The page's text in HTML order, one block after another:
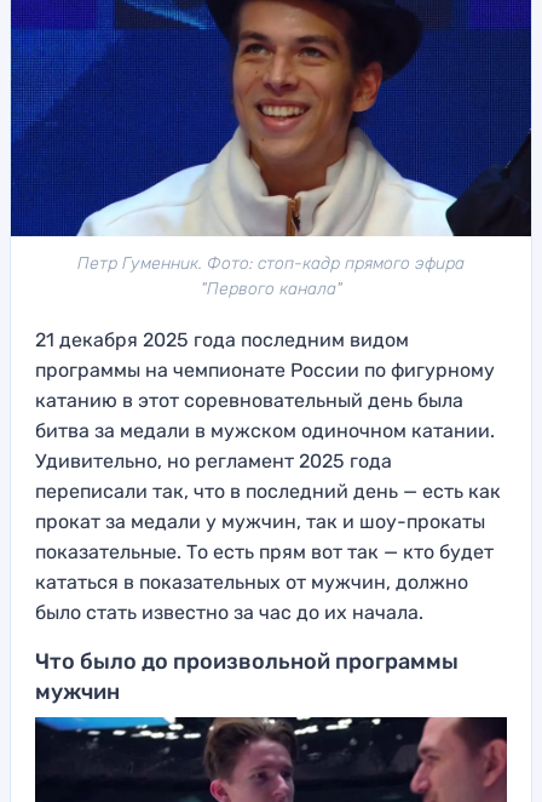
Петр Гуменник. Фото: стоп-кадр прямого эфира
"Первого канала"
21 декабря 2025 года последним видом
программы на чемпионате России по фигурному
катанию в этот соревновательный день была
битва за медали в мужском одиночном катании.
Удивительно, но регламент 2025 года
переписали так, что в последний день — есть как
прокат за медали у мужчин, так и шоу-прокаты
показательные. То есть прям вот так — кто будет
кататься в показательных от мужчин, должно
было стать известно за час до их начала.
Что было до произвольной программы
мужчин